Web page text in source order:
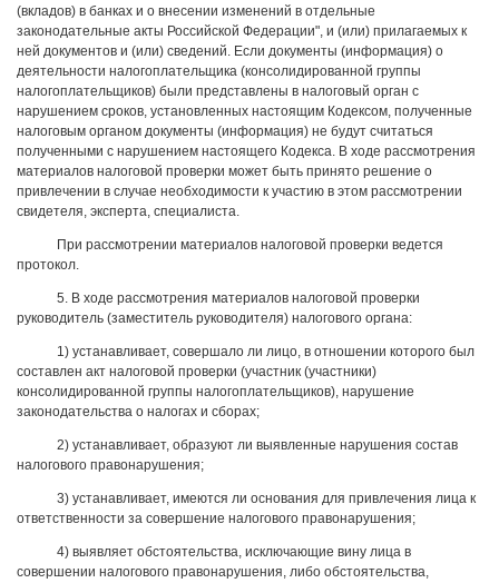
(вкладов) в банках и о внесении изменений в отдельные
законодательные акты Российской Федерации", и (или) прилагаемых к
ней документов и (или) сведений. Если документы (информация) о
деятельности налогоплательщика (консолидированной группы
налогоплательщиков) были представлены в налоговый орган с
нарушением сроков, установленных настоящим Кодексом, полученные
налоговым органом документы (информация) не будут считаться
полученными с нарушением настоящего Кодекса. В ходе рассмотрения
материалов налоговой проверки может быть принято решение о
привлечении в случае необходимости к участию в этом рассмотрении
свидетеля, эксперта, специалиста.
При рассмотрении материалов налоговой проверки ведется
протокол.
5. В ходе рассмотрения материалов налоговой проверки
руководитель (заместитель руководителя) налогового органа:
1) устанавливает, совершало ли лицо, в отношении которого был
составлен акт налоговой проверки (участник (участники)
консолидированной группы налогоплательщиков), нарушение
законодательства о налогах и сборах;
2) устанавливает, образуют ли выявленные нарушения состав
налогового правонарушения;
3) устанавливает, имеются ли основания для привлечения лица к
ответственности за совершение налогового правонарушения;
4) выявляет обстоятельства, исключающие вину лица в
совершении налогового правонарушения, либо обстоятельства,